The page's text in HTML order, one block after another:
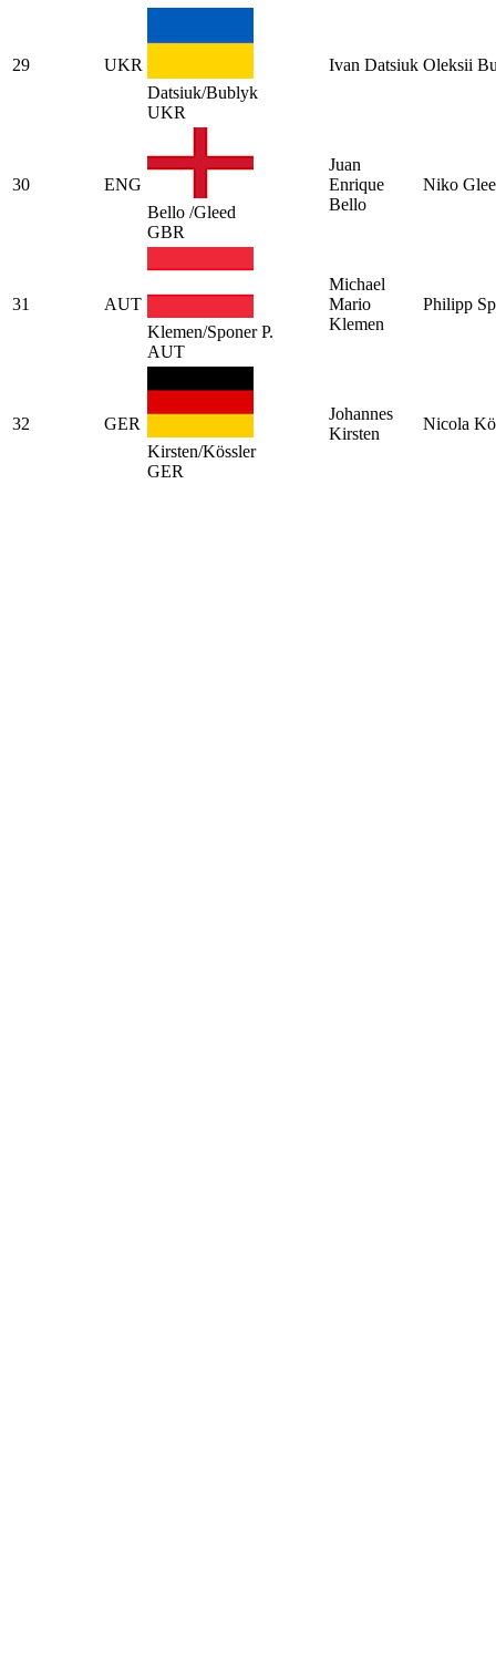
29
UKR
Datsiuk/Bublyk
UKR
Ivan Datsiuk Oleksii
30
ENG
Bello /Gleed
GBR
Juan
Enrique
Bello
Niko
31
AUT
Klemen/Sponer P.
AUT
Michael
Mario
Klemen
Philipp
32
GER
Kirsten/Kössler
GER
Johannes
Kirsten
Nicola